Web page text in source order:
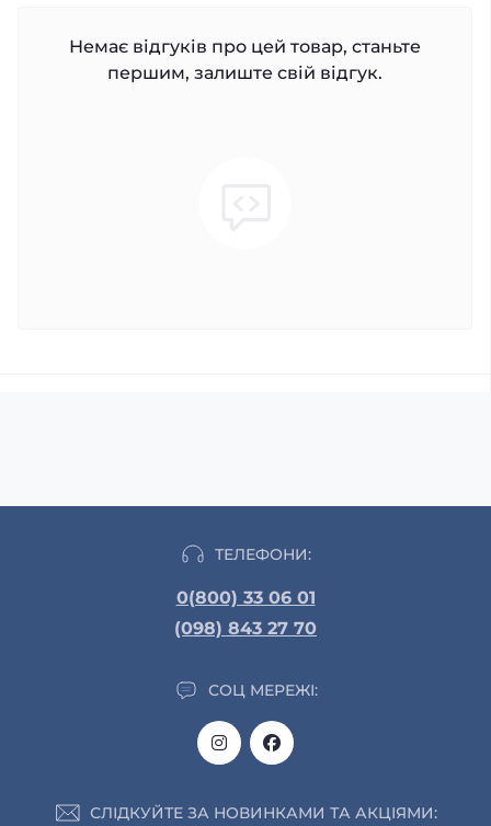
Немає відгуків про цей товар, станьте
першим, залиште свій відгук.
ТЕЛЕФОНИ:
0(800) 33 06 01
(098) 843 27 70
СОЦ МЕРЕЖІ:
СЛІДКУЙТЕ ЗА НОВИНКАМИ ТА АКЦІЯМИ: